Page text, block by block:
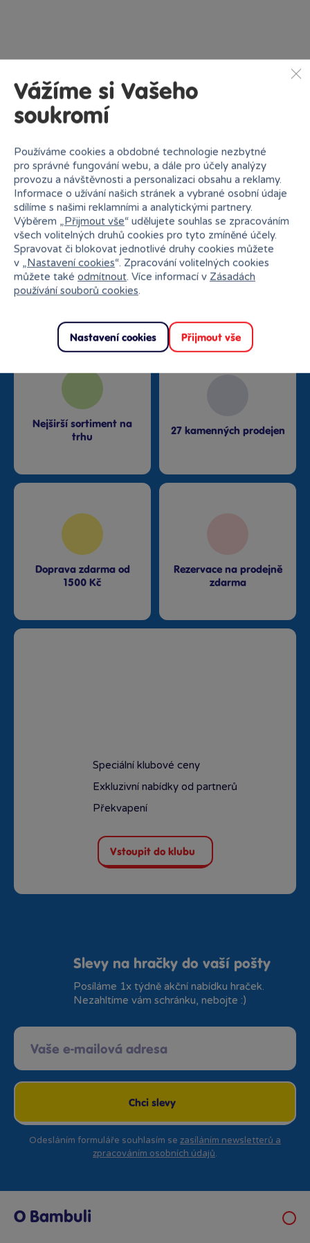
Popis kategorie
Malé děti mají rády, když je všechno velké a barevné. Čím
tak velká jako ony samy, se rychle stanou nejoblíbenější
hračkou. Legendou, kterou znají ze svých dětských let
i rodiče, je dětské auto Tatra s velkými koly a korbou, se
kterou se dá po domě a po zahradě převážet spousta věcí.
Děti ale jistě nadchnete i velkým modelem jeřábu,
popelářského vozu nebo traktoru.
Proč nakupovat v Bambuli?
Nejširší sortiment na
trhu
27 kamenných prodejen
Doprava zdarma od
1500 Kč
Rezervace na prodejně
zdarma
Speciální klubové ceny
Exkluzivní nabídky od partnerů
Překvapení
Vstoupit do klubu
Slevy na hračky do vaší pošty
Posíláme 1x týdně akční nabídku hraček.
Nezahltíme vám schránku, nebojte :)
Chci slevy
Odesláním formuláře souhlasím se zasíláním newsletterů a
zpracováním osobních údajů.
O Bambuli
Vážíme si Vašeho
soukromí
Používáme cookies a obdobné technologie nezbytné
pro správné fungování webu, a dále pro účely analýzy
provozu a návštěvnosti a personalizaci obsahu a reklamy.
Informace o užívání našich stránek a vybrané osobní údaje
sdílíme s našimi reklamními a analytickými partnery.
Výběrem „Přijmout vše“ udělujete souhlas se zpracováním
všech volitelných druhů cookies pro tyto zmíněné účely.
Spravovat či blokovat jednotlivé druhy cookies můžete
v „Nastavení cookies“. Zpracování volitelných cookies
můžete také odmítnout. Více informací v Zásadách
používání souborů cookies.
Nastavení cookies Přijmout vše